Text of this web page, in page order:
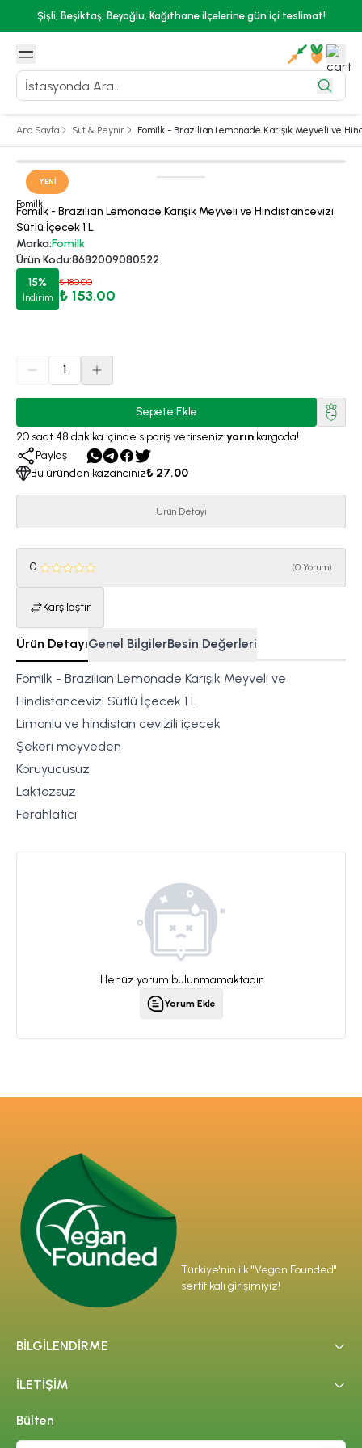
Şişli, Beşiktaş, Beyoğlu, Kağıthane ilçelerine gün içi teslimat!
Ana Sayfa Süt & Peynir Fomilk - Brazilian Lemonade Karışık Meyveli ve
YENI
Fomilk
Fomilk - Brazilian Lemonade Karışık Meyveli ve Hindistancevizi
Sütlü İçecek 1 L
Marka:Fomilk
Ürün Kodu:8682009080522
15%
İndirim
₺ 180.00
₺ 153.00
1
Sepete Ekle
20 saat 48 dakika içinde sipariş verirseniz yarın kargoda!
Paylaş
Bu üründen kazancınız₺ 27.00
Ürün Detayı
0 (0 Yorum)
Karşılaştır
Ürün DetayıGenel BilgilerBesin Değerleri
Fomilk - Brazilian Lemonade Karışık Meyveli ve
Hindistancevizi Sütlü İçecek 1 L
Limonlu ve hindistan cevizili içecek
Şekeri meyveden
Koruyucusuz
Laktozsuz
Ferahlatıcı
Henüz yorum bulunmamaktadır
Yorum Ekle
Türkiye'nin ilk "Vegan Founded"
sertifikalı girişimiyiz!
BİLGİLENDİRME
İLETİŞİM
Bülten